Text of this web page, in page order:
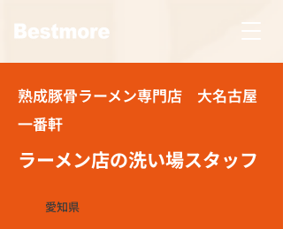
熟成豚骨ラーメン専門店 大名古屋
一番軒
ラーメン店の洗い場スタッフ
愛知県